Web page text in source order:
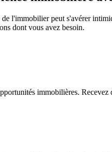
l'immobilier peut s'avérer
dont vous avez besoin.
immobilières.